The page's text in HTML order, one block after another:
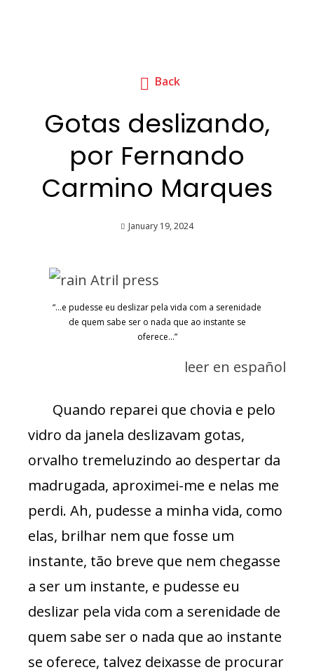
Back
Gotas deslizando,
por Fernando
Carmino Marques
January 19, 2024
“…e pudesse eu deslizar pela vida com a serenidade
de quem sabe ser o nada que ao instante se
oferece…”
leer en español
Quando reparei que chovia e pelo
vidro da janela deslizavam gotas,
orvalho tremeluzindo ao despertar da
madrugada, aproximei-me e nelas me
perdi. Ah, pudesse a minha vida, como
elas, brilhar nem que fosse um
instante, tão breve que nem chegasse
a ser um instante, e pudesse eu
deslizar pela vida com a serenidade de
quem sabe ser o nada que ao instante
se oferece, talvez deixasse de procurar